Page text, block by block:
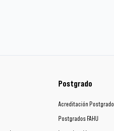
Postgrado
Acreditación Postgrado
Postgrados FAHU